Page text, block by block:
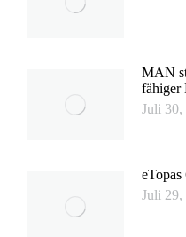
MAN
fähiger
Juli 30,
eTopas
Juli 29,